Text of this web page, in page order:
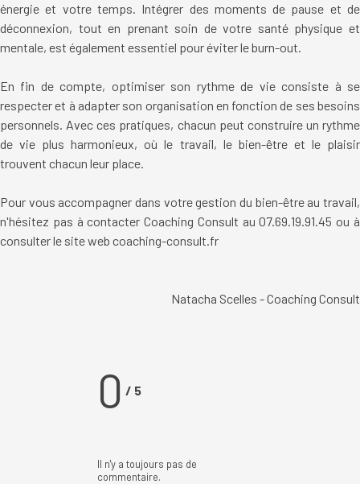
énergie et votre temps. Intégrer des moments de pause et de
déconnexion, tout en prenant soin de votre santé physique et
mentale, est également essentiel pour éviter le burn-out.
En fin de compte, optimiser son rythme de vie consiste à se
respecter et à adapter son organisation en fonction de ses besoins
personnels. Avec ces pratiques, chacun peut construire un rythme
de vie plus harmonieux, où le travail, le bien-être et le plaisir
trouvent chacun leur place.
Pour vous accompagner dans votre gestion du bien-être au travail,
n'hésitez pas à contacterCoaching Consult au 07.69.19.91.45 ou à
consulter le site web coaching-consult.fr
Natacha Scelles - Coaching Consult
0 / 5
Il n'y a toujours pas de
commentaire.